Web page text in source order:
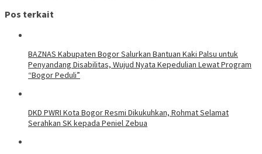
Pos terkait
BAZNAS Kabupaten Bogor Salurkan Bantuan Kaki Palsu untuk
Penyandang Disabilitas, Wujud Nyata Kepedulian Lewat Program
“Bogor Peduli”
DKD PWRI Kota Bogor Resmi Dikukuhkan, Rohmat Selamat
Serahkan SK kepada Peniel Zebua